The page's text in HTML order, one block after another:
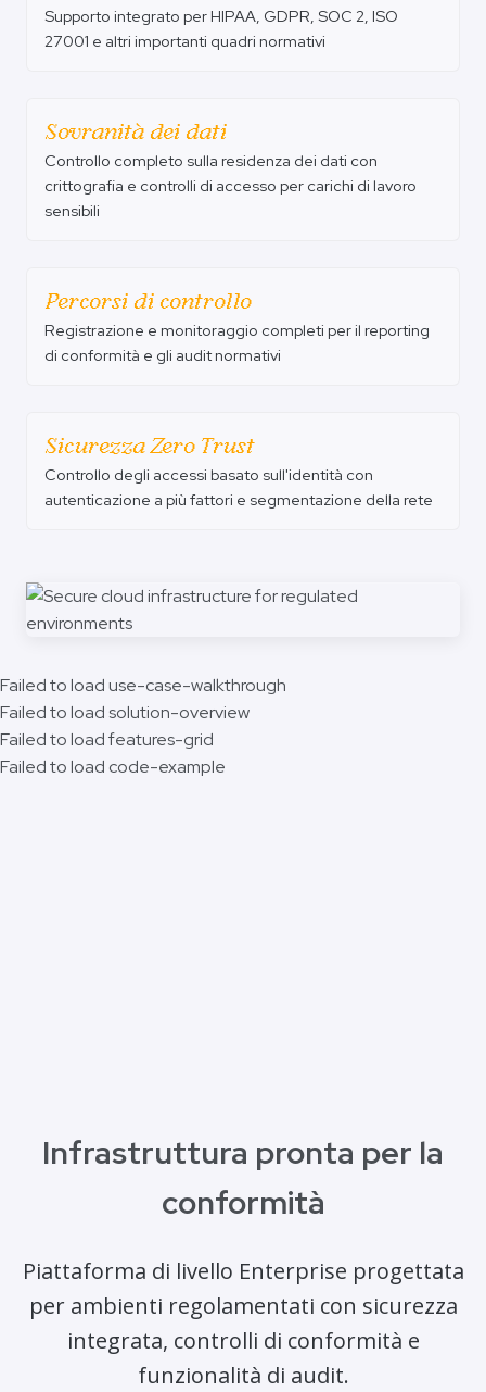
Supporto integrato per HIPAA, GDPR, SOC 2, ISO
27001 e altri importanti quadri normativi
Sovranità dei dati
Controllo completo sulla residenza dei dati con
crittografia e controlli di accesso per carichi di lavoro
sensibili
Percorsi di controllo
Registrazione e monitoraggio completi per il reporting
di conformità e gli audit normativi
Sicurezza Zero Trust
Controllo degli accessi basato sull'identità con
autenticazione a più fattori e segmentazione della rete
Failed to load use-case-walkthrough
Failed to load solution-overview
Failed to load features-grid
Failed to load code-example
Infrastruttura pronta per la
conformità
Piattaforma di livello Enterprise progettata
per ambienti regolamentati con sicurezza
integrata, controlli di conformità e
funzionalità di audit.